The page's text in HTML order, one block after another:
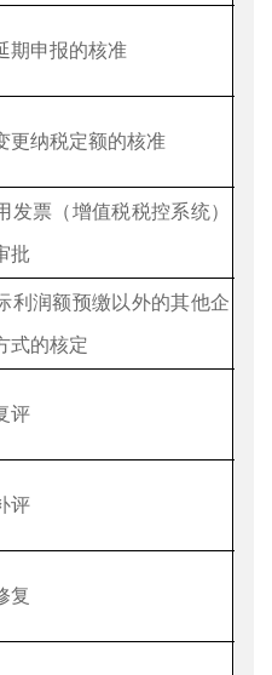
期申报的核准
更纳税定额的核准
发票（增值税税控系统）
批
利润额预缴以外的其他企
式的核定
评
评
复